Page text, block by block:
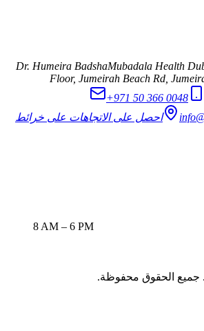
Dr. Humeira BadshaMubadala Health
Floor, Jumeirah Beach Rd,
+971 50 366 0048
احصل على الاتجاهات على خرائط
8 AM – 6 PM